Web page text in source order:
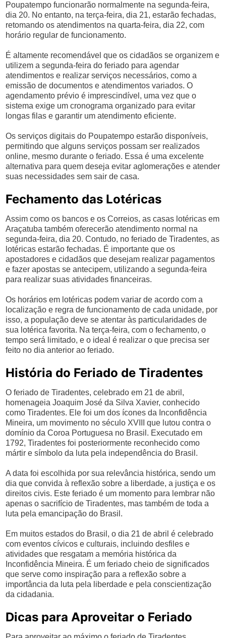
Poupatempo funcionarão normalmente na segunda-feira,
dia 20. No entanto, na terça-feira, dia 21, estarão fechadas,
retomando os atendimentos na quarta-feira, dia 22, com
horário regular de funcionamento.
É altamente recomendável que os cidadãos se organizem e
utilizem a segunda-feira do feriado para agendar
atendimentos e realizar serviços necessários, como a
emissão de documentos e atendimentos variados. O
agendamento prévio é imprescindível, uma vez que o
sistema exige um cronograma organizado para evitar
longas filas e garantir um atendimento eficiente.
Os serviços digitais do Poupatempo estarão disponíveis,
permitindo que alguns serviços possam ser realizados
online, mesmo durante o feriado. Essa é uma excelente
alternativa para quem deseja evitar aglomerações e atender
suas necessidades sem sair de casa.
Fechamento das Lotéricas
Assim como os bancos e os Correios, as casas lotéricas em
Araçatuba também oferecerão atendimento normal na
segunda-feira, dia 20. Contudo, no feriado de Tiradentes, as
lotéricas estarão fechadas. É importante que os
apostadores e cidadãos que desejam realizar pagamentos
e fazer apostas se antecipem, utilizando a segunda-feira
para realizar suas atividades financeiras.
Os horários em lotéricas podem variar de acordo com a
localização e regra de funcionamento de cada unidade, por
isso, a população deve se atentar às particularidades de
sua lotérica favorita. Na terça-feira, com o fechamento, o
tempo será limitado, e o ideal é realizar o que precisa ser
feito no dia anterior ao feriado.
História do Feriado de Tiradentes
O feriado de Tiradentes, celebrado em 21 de abril,
homenageia Joaquim José da Silva Xavier, conhecido
como Tiradentes. Ele foi um dos ícones da Inconfidência
Mineira, um movimento no século XVIII que lutou contra o
domínio da Coroa Portuguesa no Brasil. Executado em
1792, Tiradentes foi posteriormente reconhecido como
mártir e símbolo da luta pela independência do Brasil.
A data foi escolhida por sua relevância histórica, sendo um
dia que convida à reflexão sobre a liberdade, a justiça e os
direitos civis. Este feriado é um momento para lembrar não
apenas o sacrifício de Tiradentes, mas também de toda a
luta pela emancipação do Brasil.
Em muitos estados do Brasil, o dia 21 de abril é celebrado
com eventos cívicos e culturais, incluindo desfiles e
atividades que resgatam a memória histórica da
Inconfidência Mineira. É um feriado cheio de significados
que serve como inspiração para a reflexão sobre a
importância da luta pela liberdade e pela conscientização
da cidadania.
Dicas para Aproveitar o Feriado